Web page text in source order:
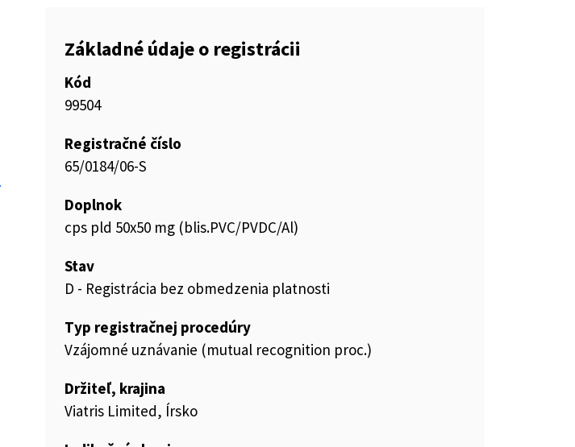
Základné údaje o registrácii
Kód
99504
Registračné číslo
65/0184/06-S
Doplnok
cps pld 50x50 mg (blis.PVC/PVDC/Al)
Stav
D - Registrácia bez obmedzenia platnosti
Typ registračnej procedúry
Vzájomné uznávanie (mutual recognition proc.)
Držiteľ, krajina
Viatris Limited, Írsko